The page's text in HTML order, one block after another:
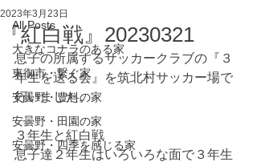
All Posts
大きなコナラのある家
東御市・繋ぐ家
安曇野・豊科の家
安曇野・田園の家
安曇野・四季を感じる家
『紅白戦』20230321
2023年3月23日
息子の所属するサッカークラブの『３
年生を送る会』を筑北村サッカー場で
行いました。
３年生と紅白戦
息子達２年生はいろいろな面で３年生